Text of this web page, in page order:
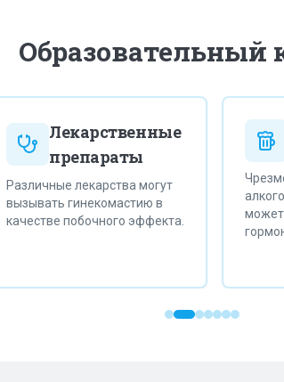
Образовательный
Лекарственные
препараты
Различные лекарства могут
вызывать гинекомастию в
качестве побочного эффекта.
может